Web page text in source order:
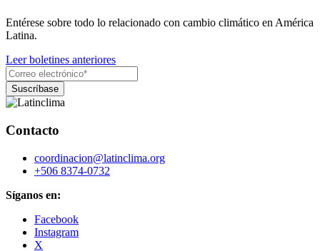
Entérese sobre todo lo relacionado con cambio climático en América
Latina.
Leer boletines anteriores
Contacto
coordinacion@latinclima.org
+506 8374-0732
Síganos en:
Facebook
Instagram
X